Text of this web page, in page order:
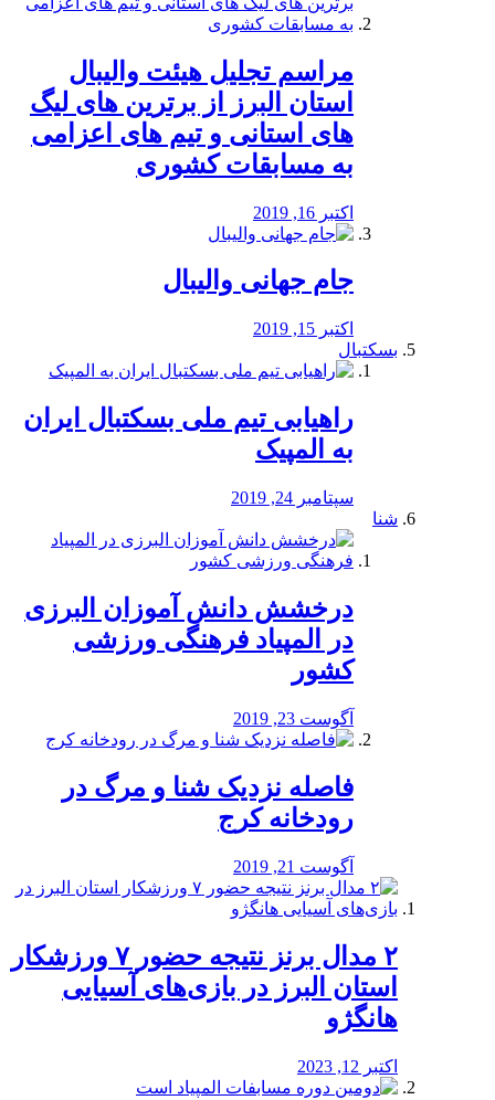
مراسم تجلیل هیئت والیبال
استان البرز از برترین های لیگ
های استانی و تیم های اعزامی
به مسابقات کشوری
اکتبر 16, 2019
جام جهانی والیبال
اکتبر 15, 2019
بسکتبال
راهیابی تیم ملی بسکتبال ایران
به المپیک
سپتامبر 24, 2019
شنا
درخشش دانش آموزان البرزی
در المپیاد فرهنگی ورزشی
کشور
آگوست 23, 2019
️فاصله نزدیک شنا و مرگ در
رودخانه کرج
آگوست 21, 2019
۲ مدال برنز نتیجه حضور ۷ ورزشکار
استان البرز در بازی‌های آسیایی
هانگژو
اکتبر 12, 2023